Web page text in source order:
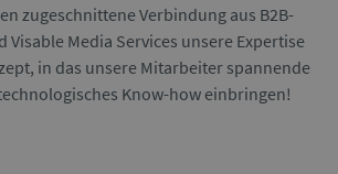
zugeschnittene Verbindung aus B2B-
Visable Media Services unsere Expertise
in das unsere Mitarbeiter spannende
Know-how einbringen!